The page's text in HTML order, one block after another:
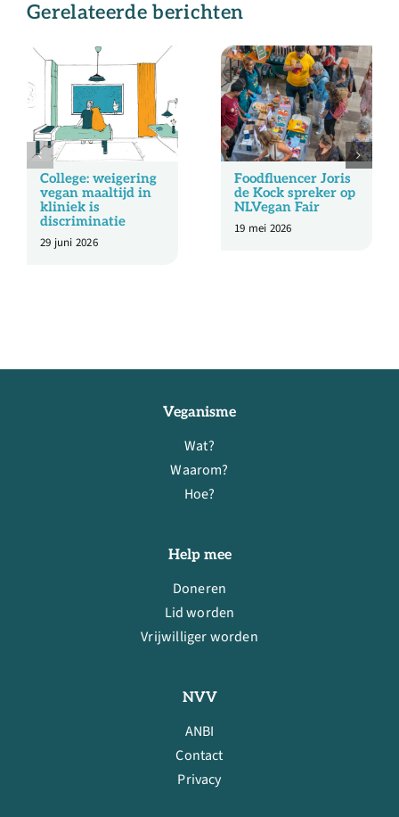
Gerelateerde berichten
College: weigering
vegan maaltijd in
kliniek is
discriminatie
29 juni 2026
Foodfluencer Joris
de Kock spreker op
NLVegan Fair
19 mei 2026
Veganisme
Wat?
Waarom?
Hoe?
Help mee
Doneren
Lid worden
Vrijwilliger worden
NVV
ANBI
Contact
Privacy